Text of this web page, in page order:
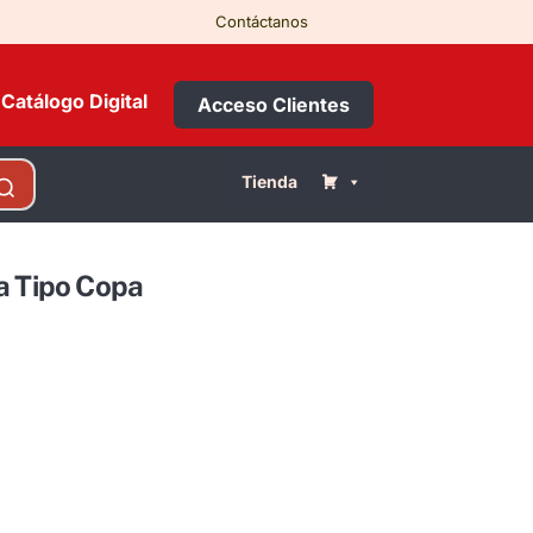
Contáctanos
Catálogo Digital Acceso Clientes
Tienda
Tipo Copa